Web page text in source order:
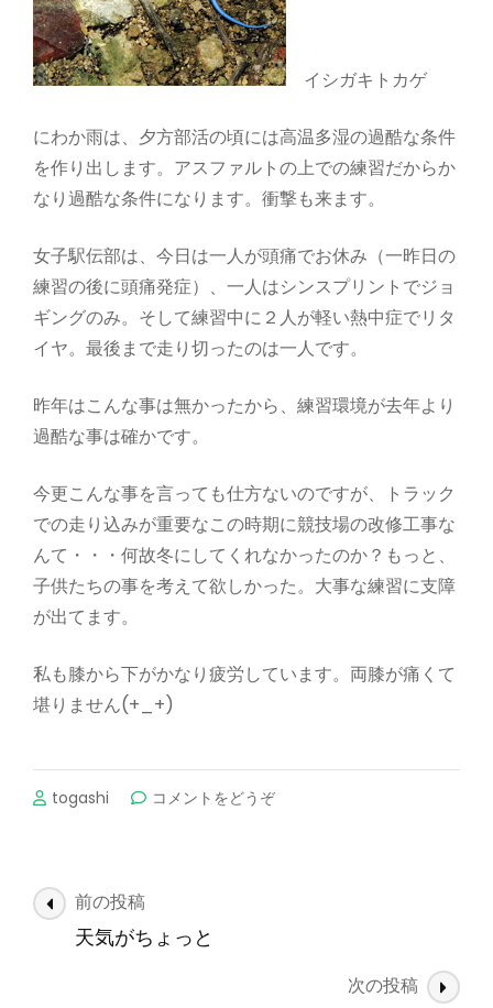
イシガキトカゲ
にわか雨は、夕方部活の頃には高温多湿の過酷な条件
を作り出します。アスファルトの上での練習だからか
なり過酷な条件になります。衝撃も来ます。
女子駅伝部は、今日は一人が頭痛でお休み（一昨日の
練習の後に頭痛発症）、一人はシンスプリントでジョ
ギングのみ。そして練習中に２人が軽い熱中症でリタ
イヤ。最後まで走り切ったのは一人です。
昨年はこんな事は無かったから、練習環境が去年より
過酷な事は確かです。
今更こんな事を言っても仕方ないのですが、トラック
での走り込みが重要なこの時期に競技場の改修工事な
んて・・・何故冬にしてくれなかったのか？もっと、
子供たちの事を考えて欲しかった。大事な練習に支障
が出てます。
私も膝から下がかなり疲労しています。両膝が痛くて
堪りません(+_+)
togashi コメントをどうぞ(川
投
稿
前の投稿
天気がちょっと
次の投稿